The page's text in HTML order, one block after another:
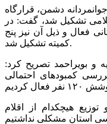
دشمن، قرارگاه
تشکیل شد، گفت: در
استانی فعال و ذیل آن نیز پنج
کمیته تشکیل شد.
و بویراحمد تصریح کرد:
کمبودهای احتمالی
هیچکدام از اقلام